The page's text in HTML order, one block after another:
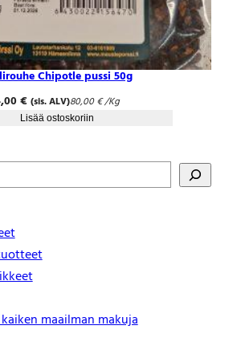
maailman makuja
Chipotle pussi 50g
€ (sis. ALV)80,00€/Kg
Lisää ostoskoriin